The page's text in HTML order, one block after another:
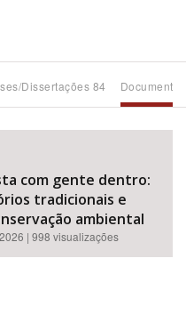
Dissertações 84
com gente dentro:
tradicionais e
ambiental
| 998 visualizações